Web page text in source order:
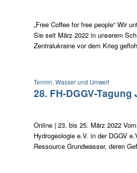
„Free Coffee for free people“ Wir
Sie seit März 2022 in unserem
Zentralukraine vor dem Krieg
Termin Wasser und Umwelt
28. FH-DGGV-Tagung
Online | 23. bis 25. März 2022
Hydrogeologie e.V. in der DGGV
Ressource Grundwasser, deren